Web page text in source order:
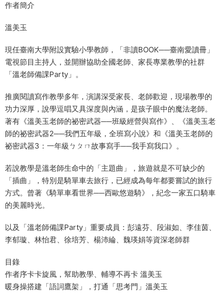
作者簡介
溫美玉
現任臺南大學附設實驗小學教師，「非讀BOOK──臺南愛讀冊」
電視節目主持人，並開辦協助全國老師、家長專業教學的社群
「溫老師備課Party」。
推廣閱讀寫作教學多年，演講深受家長、老師歡迎，現場教學的
功力深厚，說學逗唱又具深度與內涵，是孩子眼中的魔法老師。
著有《溫美玉老師的祕密武器──班級經營與寫作》、《溫美玉老
師的祕密武器2──我們五年級，全班寫小說》和《溫美玉老師的
祕密武器3：一年級ㄅㄆㄇ故事寫手──我手寫我口》。
若說教學是溫老師生命中的「主題曲」，旅遊就是不可缺少的
「插曲」，特別是騎單車去旅行，已經成為每年都要嘗試的旅行
方式。曾著《騎單車看世界──西歐悠遊騎》，紀念一家五口騎車
的美麗時光。
以及「溫老師備課Party」重要成員：彭遠芬、段淑如、李佳茵、
李郁璇、林怡君、徐培芳、楊沛綸、魏瑛娟等資深老師群
目錄
作者序卡卡旋風，幫助教學、輔導不再卡 溫美玉
暖身操搭建「語詞鷹架」，打通「思考門」溫美玉